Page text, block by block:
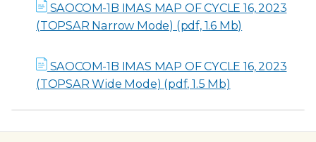
SAOCOM-1B IMAS MAP OF CYCLE 16, 2023
(TOPSAR Narrow Mode) (pdf, 1.6 Mb)
SAOCOM-1B IMAS MAP OF CYCLE 16, 2023
(TOPSAR Wide Mode) (pdf, 1.5 Mb)